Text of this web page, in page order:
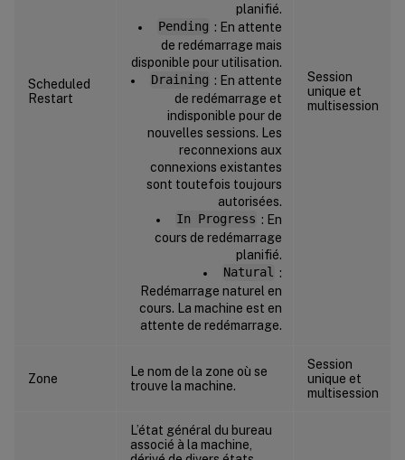
Scheduled
Restart
planifié.
Pending : En attente
de redémarrage mais
disponible pour utilisation.
Draining : En attente
de redémarrage et
indisponible pour de
nouvelles sessions. Les
reconnexions aux
connexions existantes
sont toutefois toujours
autorisées.
In Progress : En
cours de redémarrage
planifié.
Natural :
Redémarrage naturel en
cours. La machine est en
attente de redémarrage.
Session
unique et
multisession
Zone
Le nom de la zone où se
trouve la machine.
Session
unique et
multisession
L’état général du bureau
associé à la machine,